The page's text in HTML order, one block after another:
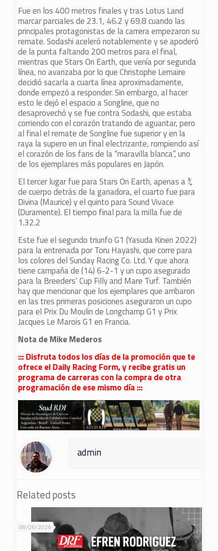
Fue en los 400 metros finales y tras Lotus Land
marcar parciales de 23.1, 46.2 y 69.8 cuando las
principales protagonistas de la carrera empezaron su
remate. Sodashi aceleró notablemente y se apoderó
de la punta faltando 200 metros para el final,
mientras que Stars On Earth, que venía por segunda
línea, no avanzaba por lo que Christophe Lemaire
decidió sacarla a cuarta línea aproximadamente,
donde empezó a responder. Sin embargo, al hacer
esto le dejó el espacio a Songline, que no
desaprovechó y se fue contra Sodashi, que estaba
corriendo con el corazón tratando de aguantar, pero
al final el remate de Songline fue superior y en la
raya la supero en un final electrizante, rompiendo así
el corazón de los fans de la “maravilla blanca”, uno
de los ejemplares más populares en Japón.
El tercer lugar fue para Stars On Earth, apenas a ¾
de cuerpo detrás de la ganadora, el cuarto fue para
Divina (Maurice) y el quinto para Sound Vivace
(Duramente). El tiempo final para la milla fue de
1.32.2
Este fue el segundo triunfo G1 (Yasuda Kinen 2022)
para la entrenada por Toru Hayashi, que corre para
los colores del Sunday Racing Co. Ltd. Y que ahora
tiene campaña de (14) 6-2-1 y un cupo asegurado
para la Breeders’ Cup Filly and Mare Turf. También
hay que mencionar que los ejemplares que arribaron
en las tres primeras posiciones aseguraron un cupo
para el Prix Du Moulin de Longchamp G1 y Prix
Jacques Le Marois G1 en Francia.
Nota de Mike Mederos
::: Disfruta todos los días de la promoción que te
ofrece el Daily Racing Form, y recibe gratis un
programa de carreras con la compra de otra
programación de ese mismo día :::
admin
Related posts
08/06/2026